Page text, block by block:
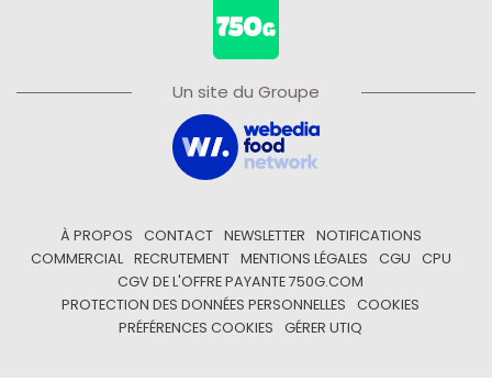
Un site du Groupe
À PROPOS CONTACT NEWSLETTER
NOTIFICATIONS
COMMERCIAL
RECRUTEMENT MENTIONS LÉGALES CGU
CPU
CGV DE L'OFFRE PAYANTE 750G.COM
PROTECTION DES DONNÉES PERSONNELLES
COOKIES
PRÉFÉRENCES COOKIES
GÉRER UTIQ